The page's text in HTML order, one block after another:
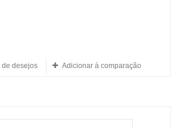
de desejos Adicionar à comparação